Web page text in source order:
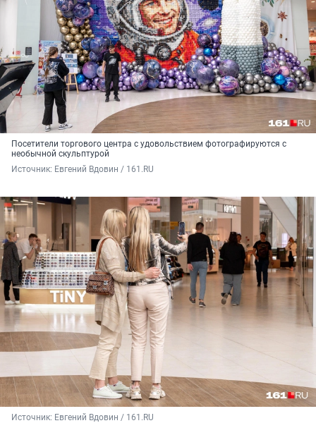
Посетители торгового центра с удовольствием фотографируются с
необычной скульптурой
Источник: Евгений Вдовин / 161.RU
Источник: Евгений Вдовин / 161.RU